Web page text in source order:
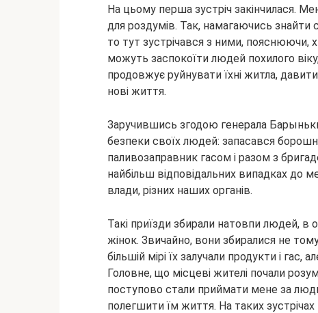
На цьому перша зустріч закінчилася.
для роздумів. Так, намагаючись
то тут зустрічався з ними, пояснюючи,
можуть заспокоїти людей похилого
продовжує руйнувати їхні житла,
нові життя.
Заручившись згодою генерала
безпеки своїх людей: запасався
паливозаправник гасом і разом з
найбільш відповідальних випадках до
влади, різних наших органів.
Такі приїзди збирали натовпи людей, в
жінок. Звичайно, вони збиралися не
більшій мірі їх залучали продукти і
Головне, що місцеві жителі почали
поступово стали приймати мене за
полегшити їм життя. На таких